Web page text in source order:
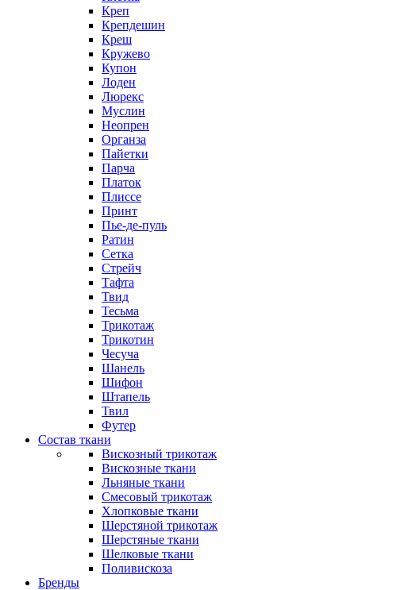
Креп
Крепдешин
Креш
Кружево
Купон
Лоден
Люрекс
Муслин
Неопрен
Органза
Пайетки
Парча
Платок
Плиссе
Принт
Пье-де-пуль
Ратин
Сетка
Стрейч
Тафта
Твид
Тесьма
Трикотаж
Трикотин
Чесуча
Шанель
Шифон
Штапель
Твил
Футер
Состав ткани
Вискозный трикотаж
Вискозные ткани
Льняные ткани
Смесовый трикотаж
Хлопковые ткани
Шерстяной трикотаж
Шерстяные ткани
Шелковые ткани
Поливискоза
Бренды